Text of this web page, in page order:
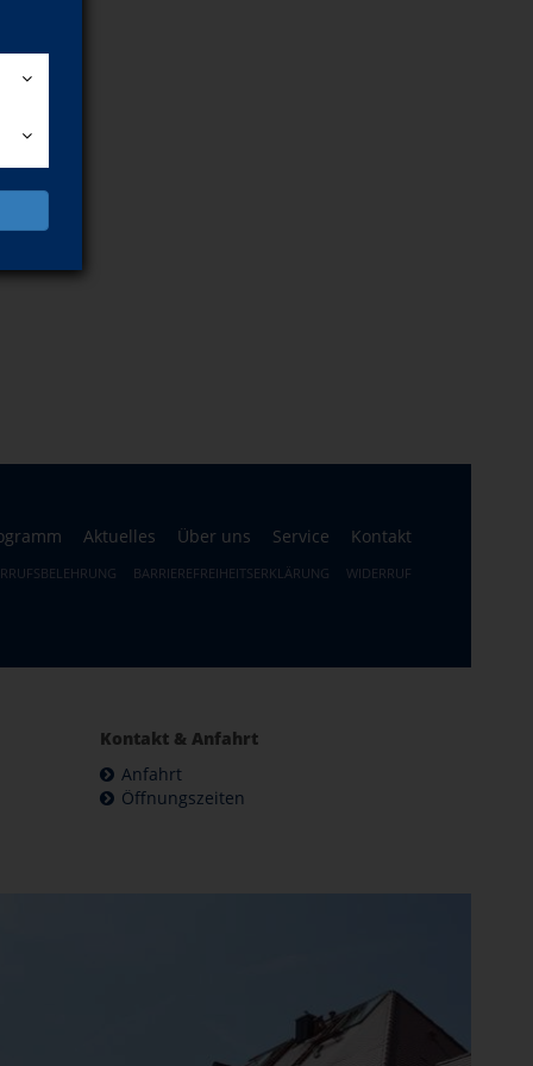
Aktuelles Über uns Service Kontakt
BARRIEREFREIHEITSERKLÄRUNG WIDERRUF
Kontakt & Anfahrt
Anfahrt
Öffnungszeiten